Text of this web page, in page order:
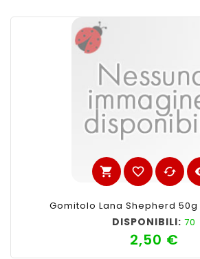
shopping_cart favorite_border cached
Gomitolo Lana Shepherd 50g
DISPONIBILI: 70
2,50 €